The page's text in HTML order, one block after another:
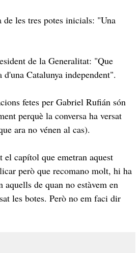
les tres potes inicials: "Una
de la Generalitat: "Que
Catalunya independent".
fetes per Gabriel Rufián són
perquè la conversa ha versat
ara no vénen al cas).
el capítol que emetran aquest
però que recomano molt, hi ha
de quan no estàvem en
les botes. Però no em faci dir